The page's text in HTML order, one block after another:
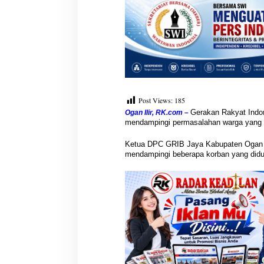
i
W
a
r
g
a
K
o
a
n
Post Views: 185
Ogan Ilir, RK.com – Gerakan Rakyat
mendampingi permasalahan warga
Ketua DPC GRIB Jaya Kabupaten
mendampingi beberapa korban yang